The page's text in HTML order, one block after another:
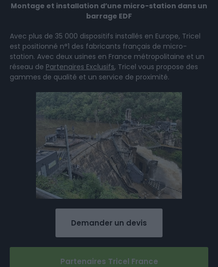
Montage et installation d’une micro-station dans un
barrage EDF
Avec plus de 35 000 dispositifs installés en Europe, Tricel
est positionné n°1 des fabricants français de micro-
station. Avec deux usines en France métropolitaine et un
réseau de Partenaires Exclusifs, Tricel vous propose des
gammes de qualité et un service de proximité.
Demander un devis
Partenaires Tricel France